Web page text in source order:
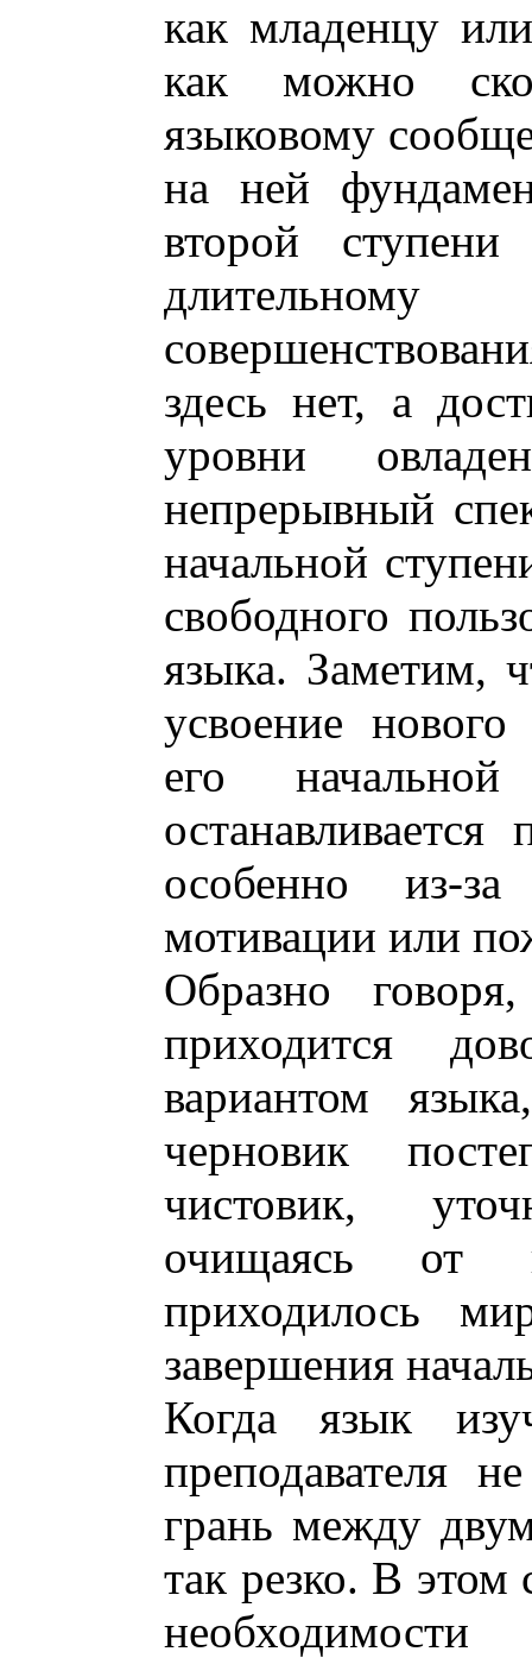
как младенцу
как можно
языковому
на ней
второй
длительному
здесь нет, а
уровни
непрерывный
начальной
свободного
языка. Заметим,
усвоение
его
особенно из-за
мотивации или
Образно
приходится
вариантом
черновик
чистовик,
очищаясь от
приходилось
завершения
Когда язык
преподавателя
грань между
так резко. В этом